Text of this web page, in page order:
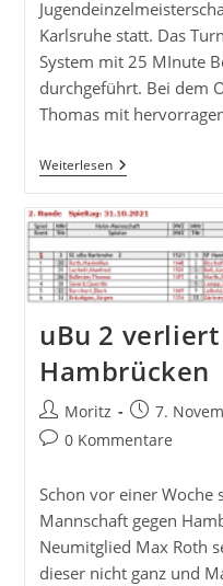
Karlsruhe statt. Das
System mit 25 MInute
durchgeführt. Bei dem
Thomas mit
WeiterlesenThomas
Holt
Bei
Den
U10
uBu 2 verliert
Hambrücken
Beitrags-
Autor:
Moritz
Beitrag
veröffentlicht:
7.
Beitrags-
0 Kommentare
Schon vor einer Woche
Mannschaft gegen
Neumitglied Max Roth
dieser nicht ganz und